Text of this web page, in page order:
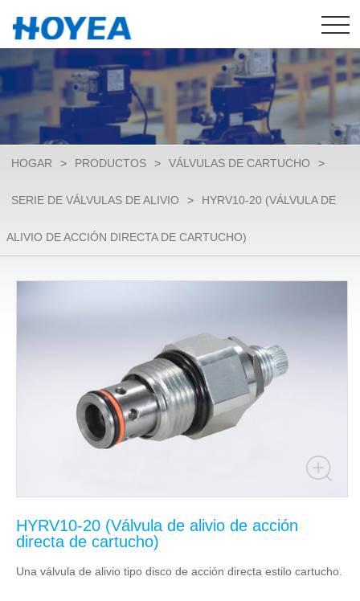
HOGAR > PRODUCTOS > VÁLVULAS DE CARTUCHO >
SERIE DE VÁLVULAS DE ALIVIO > HYRV10-20 (VÁLVULA DE
ALIVIO DE ACCIÓN DIRECTA DE CARTUCHO)
HYRV10-20 (Válvula de alivio de acción
directa de cartucho)
Una válvula de alivio tipo disco de acción directa estilo cartucho.